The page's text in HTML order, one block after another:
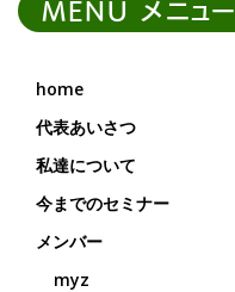
MENU メニュー
home
代表あいさつ
私達について
今までのセミナー
メンバー
myz